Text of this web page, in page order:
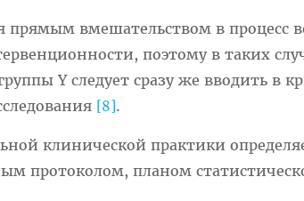
прямым вмешательством в процесс
поэтому в таких
Y следует сразу же вводить в
[8] .
клинической практики
протоколом, планом